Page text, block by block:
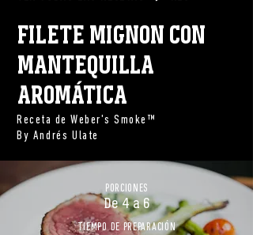
FILETE MIGNON CON
MANTEQUILLA
AROMÁTICA
Receta de Weber's Smoke™
By Andrés Ulate
PORCIONES
De 4 a 6
TIEMPO DE PREPARACIÓN